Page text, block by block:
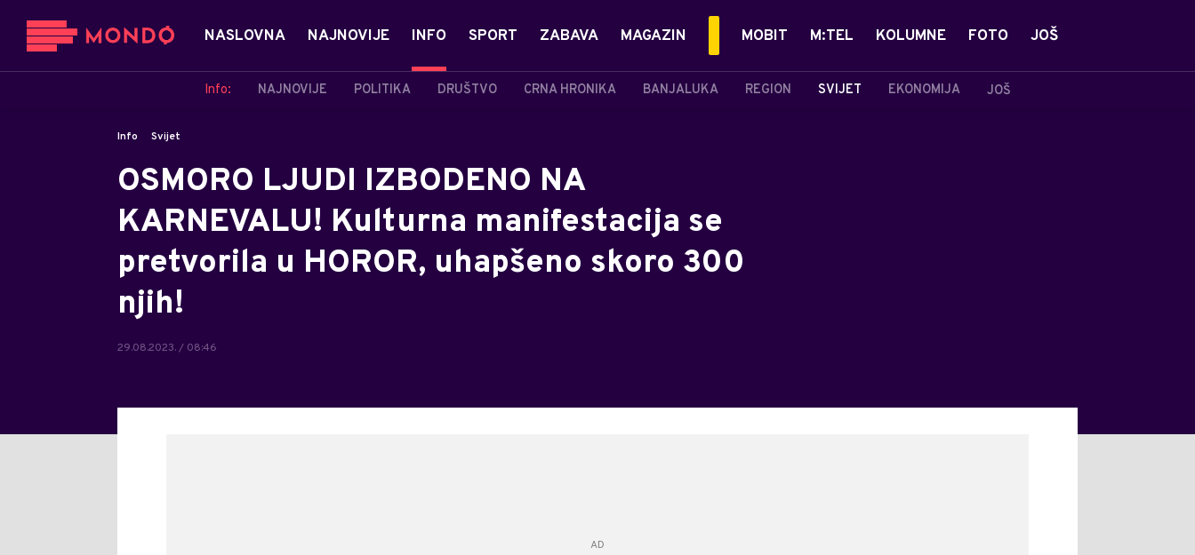
NASLOVNA NAJNOVIJE INFO
Info: NAJNOVIJE POLITIKA DRUŠTVO CRNA HRONIKA BANJALUKA REGION SVIJET EKONOMIJA JOŠ
SPORT ZABAVA MAGAZIN MOBIT M:TEL KOLUMNE FOTO JOŠ
Info Svijet
OSMORO LJUDI IZBODENO NA
KARNEVALU! Kulturna manifestacija se
pretvorila u HOROR, uhapšeno skoro 300
njih!
29.08.2023. / 08:46